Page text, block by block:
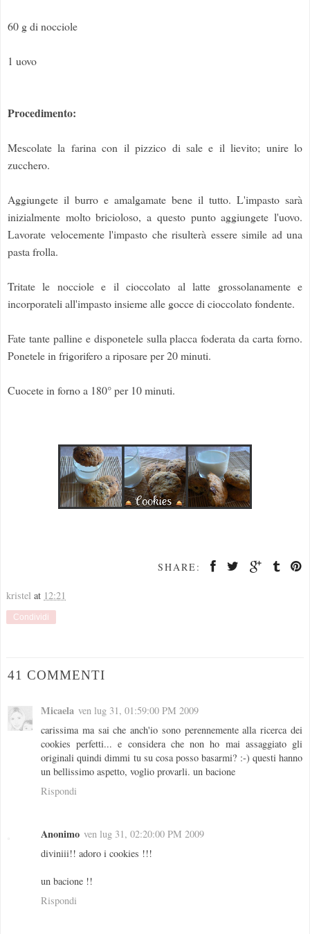
60 g di nocciole
1 uovo
Procedimento:
Mescolate la farina con il pizzico di sale e il lievito; unire lo
zucchero.
Aggiungete il burro e amalgamate bene il tutto. L'impasto sarà
inizialmente molto bricioloso, a questo punto aggiungete l'uovo.
Lavorate velocemente l'impasto che risulterà essere simile ad una
pasta frolla.
Tritate le nocciole e il cioccolato al latte grossolanamente e
incorporateli all'impasto insieme alle gocce di cioccolato fondente.
Fate tante palline e disponetele sulla placca foderata da carta forno.
Ponetele in frigorifero a riposare per 20 minuti.
Cuocete in forno a 180° per 10 minuti.
SHARE:
kristel at 12:21
Condividi
41 COMMENTI
Micaela ven lug 31, 01:59:00 PM 2009
carissima ma sai che anch'io sono perennemente alla ricerca dei
cookies perfetti... e considera che non ho mai assaggiato gli
originali quindi dimmi tu su cosa posso basarmi? :-) questi hanno
un bellissimo aspetto, voglio provarli. un bacione
Rispondi
Anonimo ven lug 31, 02:20:00 PM 2009
diviniii!! adoro i cookies !!!
un bacione !!
Rispondi